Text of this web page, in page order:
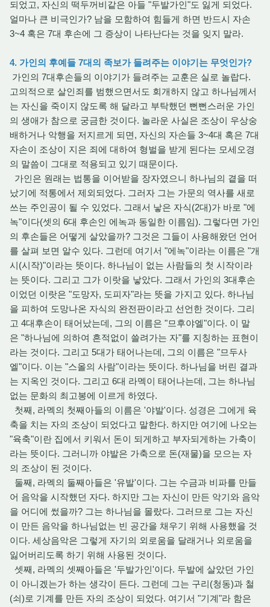
되었고, 자신의 떡두꺼비같은 아들 "두발가인"도 잃게 되었다.
얼마나 큰 비극인가? 남을 모함하여 힘들게 하면 반드시 자손
3~4 혹은 7대 후손에 그 증상이 나타난다는 것을 잊지 말라.
4. 가인의 후예들 7대의 족보가 들려주는 이야기는 무엇인가?
가인의 7대후손들의 이야기가 들려주는 교훈은 실로 놀랍다.
고의적으로 살인죄를 범했으면서도 회개하지 않고 하나님께서
는 자신을 죽이지 않도록 해 달라고 부탁했던 뻔뻔스러운 가인
의 생애가 참으로 궁금한 것이다. 놀라운 사실은 조상이 우상숭
배하거나 악행을 저지르게 되면, 자신의 자손들 3~4대 혹은 7대
자손이 조상이 지은 죄에 대하여 형벌을 받게 된다는 모세오경
의 말씀이 그대로 적용되고 있기 때문이다.
가인은 원래는 법통을 이어받을 장자였으니 하나님의 곁을 떠
났기에 적통에서 제외되었다. 그러자 그는 가문의 역사를 새로
쓰는 주인공이 될 수 있었다. 그래서 낳은 자식(2대)가 바로 "에
녹"이다(셋의 6대 후손인 에녹과 동일한 이름임). 그렇다면 가인
의 후손들은 어떻게 살았을까? 그것은 그들이 사용해왔던 언어
를 살펴 보면 알수 있다. 그런데 여기서 "에녹"이라는 이름은 "개
시(시작)"이라는 뜻이다. 하나님이 없는 사람들의 첫 시작이라
는 뜻이다. 그리고 그가 이랏을 낳았다. 그래서 가인의 3대후손
이었던 이랏은 "도망자, 도피자"라는 뜻을 가지고 있다. 하나님
을 피하여 도망나온 자식의 완전판이라고 선언한 것이다. 그리
고 4대후손이 태어났는데, 그의 이름은 "므후야엘"이다. 이 말
은 "하나님에 의하여 흔적없이 쓸려가는 자"를 지칭하는 표현이
라는 것이다. 그리고 5대가 태어나는데, 그의 이름은 "므두사
엘"이다. 이는 "스올의 사람"이라는 뜻이다. 하나님을 버린 결과
는 지옥인 것이다. 그리고 6대 라멕이 태어나는데, 그는 하나님
없는 문화의 최고봉에 이르게 하였다.
첫째, 라멕의 첫째아들의 이름은 '야발'이다. 성경은 그에게 육
축을 치는 자의 조상이 되었다고 말한다. 하지만 여기에 나오는
"육축"이란 집에서 키워서 돈이 되게하고 부자되게하는 가축이
라는 뜻이다. 그러니까 야발은 가축으로 돈(재물)을 모으는 자
의 조상이 된 것이다.
둘째, 라멕의 둘째아들은 '유발'이다. 그는 수금과 비파를 만들
어 음악을 시작했던 자다. 하지만 그는 자신이 만든 악기와 음악
을 어디에 썼을까? 그는 하나님을 몰랐다. 그러므로 그는 자신
이 만든 음악을 하나님없는 빈 공간을 채우기 위해 사용했을 것
이다. 세상음악은 그렇게 자기의 외로움을 달래거나 외로움을
잃어버리도록 하기 위해 사용된 것이다.
셋째, 라멕의 셋째아들은 '두발가인'이다. 두발에 살았던 가인
이 아니겠는가 하는 생각이 든다. 그런데 그는 구리(청동)과 철
(쇠)로 기계를 만든 자의 조상이 되었다. 여기서 "기계"라 함은